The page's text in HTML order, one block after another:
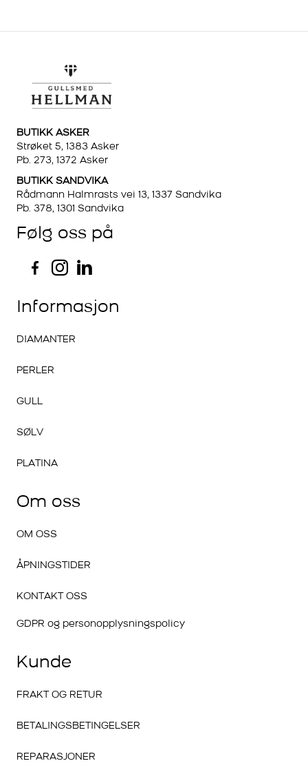
BUTIKK ASKER
Strøket 5, 1383 Asker
Pb. 273, 1372 Asker
BUTIKK SANDVIKA
Rådmann Halmrasts vei 13, 1337 Sandvika
Pb. 378, 1301 Sandvika
Følg oss på
Informasjon
DIAMANTER
PERLER
GULL
SØLV
PLATINA
Om oss
OM OSS
ÅPNINGSTIDER
KONTAKT OSS
GDPR og personopplysningspolicy
Kunde
FRAKT OG RETUR
BETALINGSBETINGELSER
REPARASJONER